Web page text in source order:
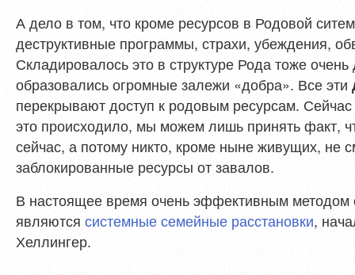
А дело в том, что кроме ресурсов в Родовой
деструктивные программы, страхи, убеждения,
Складировалось это в структуре Рода тоже
образовались огромные залежи «добра». Все эти
перекрывают доступ к родовым ресурсам. Сейчас
это происходило, мы можем лишь принять факт,
сейчас, а потому никто, кроме ныне живущих, не
заблокированные ресурсы от завалов.
В настоящее время очень эффективным методом
являютсясистемные семейные расстановки,
Хеллингер.